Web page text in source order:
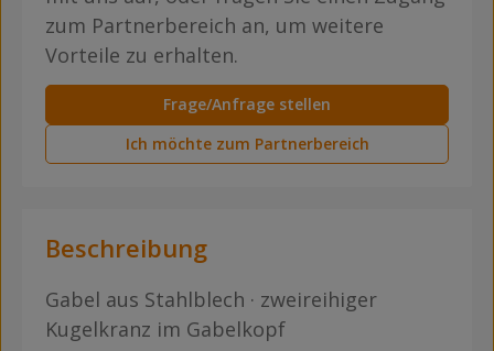
zum Partnerbereich an, um weitere
Vorteile zu erhalten.
Frage/Anfrage stellen
Ich möchte zum Partnerbereich
Beschreibung
Gabel aus Stahlblech · zweireihiger
Kugelkranz im Gabelkopf